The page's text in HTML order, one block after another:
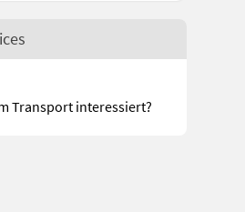
Transport interessiert?